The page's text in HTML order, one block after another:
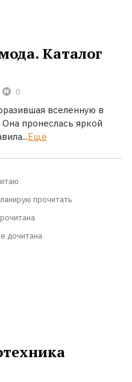
Каталог
0
вселенную в
пронеслась яркой
Ещё
прочитать
дочитана